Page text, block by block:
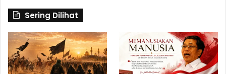
Sering Dilihat